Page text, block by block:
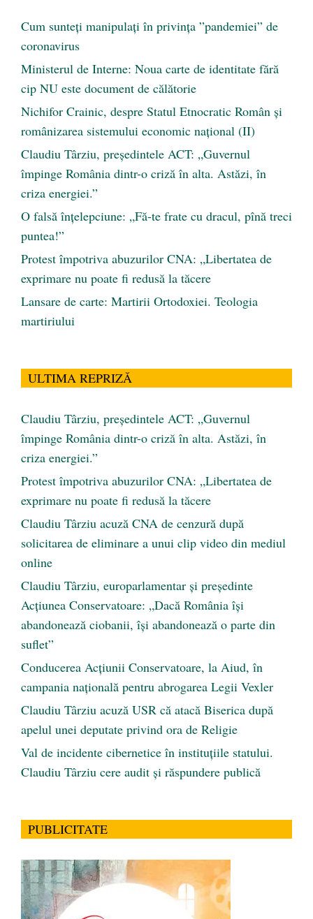
Cum sunteți manipulați în privința ”pandemiei” de
coronavirus
Ministerul de Interne: Noua carte de identitate fără
cip NU este document de călătorie
Nichifor Crainic, despre Statul Etnocratic Român şi
românizarea sistemului economic naţional (II)
Claudiu Târziu, președintele ACT: „Guvernul
împinge România dintr-o criză în alta. Astăzi, în
criza energiei.”
O falsă înțelepciune: „Fă-te frate cu dracul, pînă treci
puntea!”
Protest împotriva abuzurilor CNA: „Libertatea de
exprimare nu poate fi redusă la tăcere
Lansare de carte: Martirii Ortodoxiei. Teologia
martiriului
ULTIMA REPRIZĂ
Claudiu Târziu, președintele ACT: „Guvernul
împinge România dintr-o criză în alta. Astăzi, în
criza energiei.”
Protest împotriva abuzurilor CNA: „Libertatea de
exprimare nu poate fi redusă la tăcere
Claudiu Târziu acuză CNA de cenzură după
solicitarea de eliminare a unui clip video din mediul
online
Claudiu Târziu, europarlamentar și președinte
Acțiunea Conservatoare: „Dacă România își
abandonează ciobanii, își abandonează o parte din
suflet”
Conducerea Acțiunii Conservatoare, la Aiud, în
campania națională pentru abrogarea Legii Vexler
Claudiu Târziu acuză USR că atacă Biserica după
apelul unei deputate privind ora de Religie
Val de incidente cibernetice în instituțiile statului.
Claudiu Târziu cere audit și răspundere publică
PUBLICITATE